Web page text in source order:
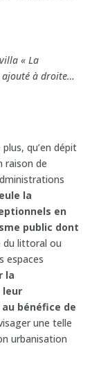
« La
ajouté à droite…
qu’en dépit
raison de
la
en
public dont
du littoral ou
espaces
la
leur
bénéfice de
une telle
urbanisation